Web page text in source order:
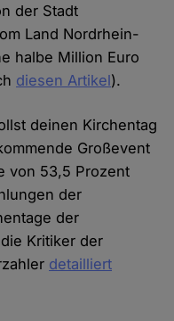
der Stadt
Land Nordrhein-
halbe Million Euro
diesen Artikel).
deinen Kirchentag
Großevent
von 53,5 Prozent
der
der
Kritiker der
detailliert